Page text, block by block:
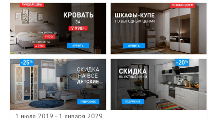
1 июля 2019 - 1 января 2029